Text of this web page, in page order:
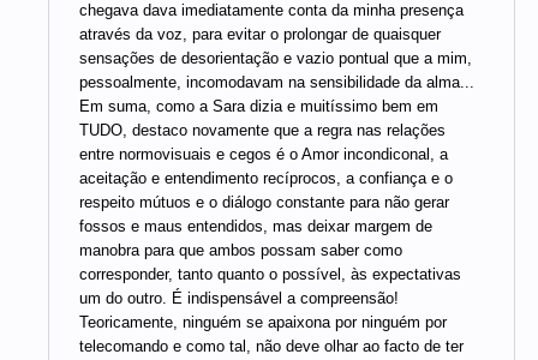
chegava dava imediatamente conta da minha presença
através da voz, para evitar o prolongar de quaisquer
sensações de desorientação e vazio pontual que a mim,
pessoalmente, incomodavam na sensibilidade da alma...
Em suma, como a Sara dizia e muitíssimo bem em
TUDO, destaco novamente que a regra nas relações
entre normovisuais e cegos é o Amor incondiconal, a
aceitação e entendimento recíprocos, a confiança e o
respeito mútuos e o diálogo constante para não gerar
fossos e maus entendidos, mas deixar margem de
manobra para que ambos possam saber como
corresponder, tanto quanto o possível, às expectativas
um do outro. É indispensável a compreensão!
Teoricamente, ninguém se apaixona por ninguém por
telecomando e como tal, não deve olhar ao facto de ter